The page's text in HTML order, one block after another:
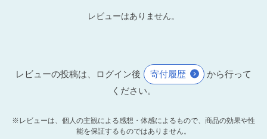
レビューはありません。
レビューの投稿は、ログイン後 寄付履歴
から行って
ください。
※レビューは、個人の主観による感想・体感によるもので、商品の効果や性
能を保証するものではありません。